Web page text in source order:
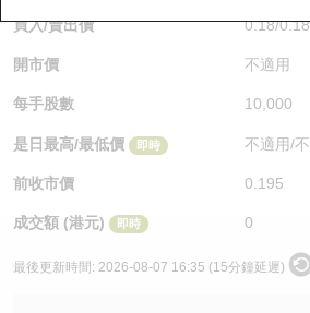
買入/賣出價 0.18/
開市價 不適用
每手股數 10,000
是日最高/最低價 即時 不適用/
前收市價 0.195
成交額 (港元) 即時 0
最後更新時間: 2026-08-07 16:35 (15分鐘延遲)
認股證分析儀
認股證速算機
認股證/牛熊證日誌
認股證文件及公告
新發行瑞銀牛熊證
已收回牛熊證剩餘價值
牛熊證到期結算價查詢
牛熊證分析儀
街貨統計
三十大平均引伸波幅
科指成份股
相關資產沽空
中資ETFs溢價比較
AH 股價對照
牛熊證投資者教育
認股證牛熊證常問問題